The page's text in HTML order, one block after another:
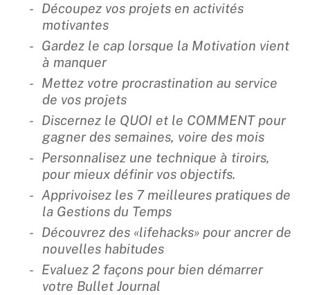
Découpez vos projets en activités
motivantes
Gardez le cap lorsque la Motivation vient
à manquer
Mettez votre procrastination au service
de vos projets
Discernez le QUOI et le COMMENT pour
gagner des semaines, voire des mois
Personnalisez une technique à tiroirs,
pour mieux définir vos objectifs.
Apprivoisez les 7 meilleures pratiques de
la Gestions du Temps
Découvrez des «lifehacks» pour ancrer de
nouvelles habitudes
Evaluez 2 façons pour bien démarrer
votre Bullet Journal